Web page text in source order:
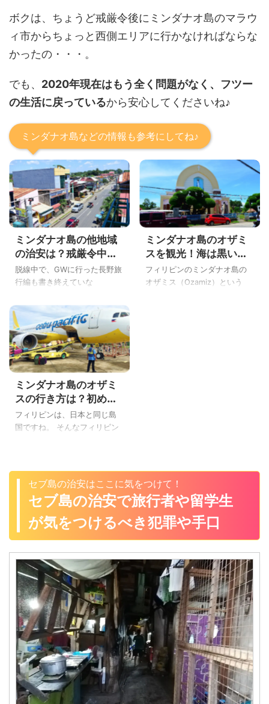
ボクは、ちょうど戒厳令後にミンダナオ島のマラウ
ィ市からちょっと西側エリアに行かなければならな
かったの・・・。
でも、 2020年現在はもう全く問題がなく、フツー
の生活に戻っているから安心してくださいね♪
ミンダナオ島などの情報も参考にしてね♪
ミンダナオ島の他地域
の治安は？戒厳令中だ
けど禁煙令が厳しくな
ったの？
脱線中で、GWに行った長野旅
行編も書き終えていな
みがズレていて、フィリピン
のミンダナオ島＆セブ島旅行
に来ている、こんにちはYoshi
です。 「ミンダナオ島って、
ISと戦闘していて危ないんじ
ゃ！？」って、ボクもくるま
で心配でしたよ・・・。 みな
さんは、ミンダナオ島の治安
す。 ということで、今日は
久々のフィリピンブログで
は？禁煙令が厳しくなった」
を書くよ♪ 戒厳令中！ミンダナ
オ島のオザミスとオロキエタ
の西ミ ...
ミンダナオ島のオザミ
スを観光！海は黒い砂
浜だけど、人も優しく
フレンドリーだったよ
フィリピンのミンダナオ島の
オザミス（Ozamiz）という
ど、人も優しくフレンドリー
だった」を書くよ♪ ミンダナオ
島！オザミスの観光スポ ...
ミンダナオ島のオザミ
スの行き方は？初めて
行く人が絶対に知りた
い拉致や誘拐などの治
フィリピンは、日本と同じ島
国ですね。 そんなフィリピン
オザミス（Ozamiz）市とオロ
キエタ(Oroquieta)市に旅行、
観光に行ってきました♪ ハイ！
そうですよね！ボクもそうで
したもの！ ミンダナオ島のオ
ザミスってどこよ？状態で行
ってきました。 ということ
で、今日は「ミンダナオ島の
オザミスへの行き方は？初め
て行く人が絶対に知りたい拉
致や誘拐などの治安情報」を
まとめるよ♪ ミンダナオ島へ！
アブ・サヤフなどイスラム過
激派 ...
セブ島の治安はここに気をつけて！
セブ島の治安で旅行者や留学生
が気をつけるべき犯罪や手口